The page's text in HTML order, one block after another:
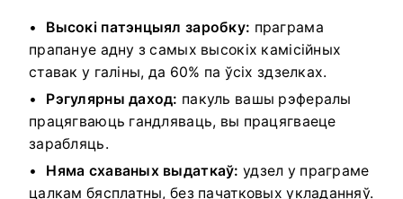
Высокі патэнцыял заробку: праграма
прапануе адну з самых высокіх камісійных
ставак у галіны, да 60% па ўсіх здзелках.
Рэгулярны даход: пакуль вашы рэфералы
працягваюць гандляваць, вы працягваеце
зарабляць.
Няма схаваных выдаткаў: удзел у праграме
цалкам бясплатны, без пачатковых укладанняў.